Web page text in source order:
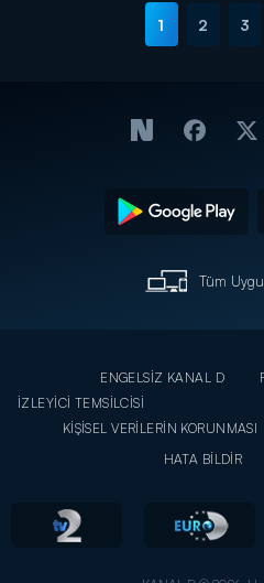
1 2 3
Tüm
ENGELSİZ KANAL D
İZLEYİCİ TEMSİLCİSİ
KİŞİSEL VERİLERİN KORUNMASI
HATA BİLDİR